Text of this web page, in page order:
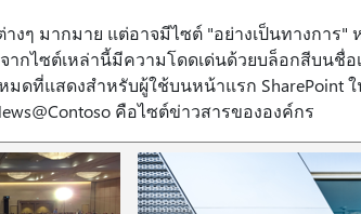
งๆ มากมาย แต่อาจมีไซต์ "อย่างเป็นทางการ"
ากไซต์เหล่านี้มีความโดดเด่นด้วยบล็อกสีบน
ดที่แสดงสําหรับผู้ใช้บนหน้าแรก SharePoint
คือไซต์ข่าวสารขององค์กร